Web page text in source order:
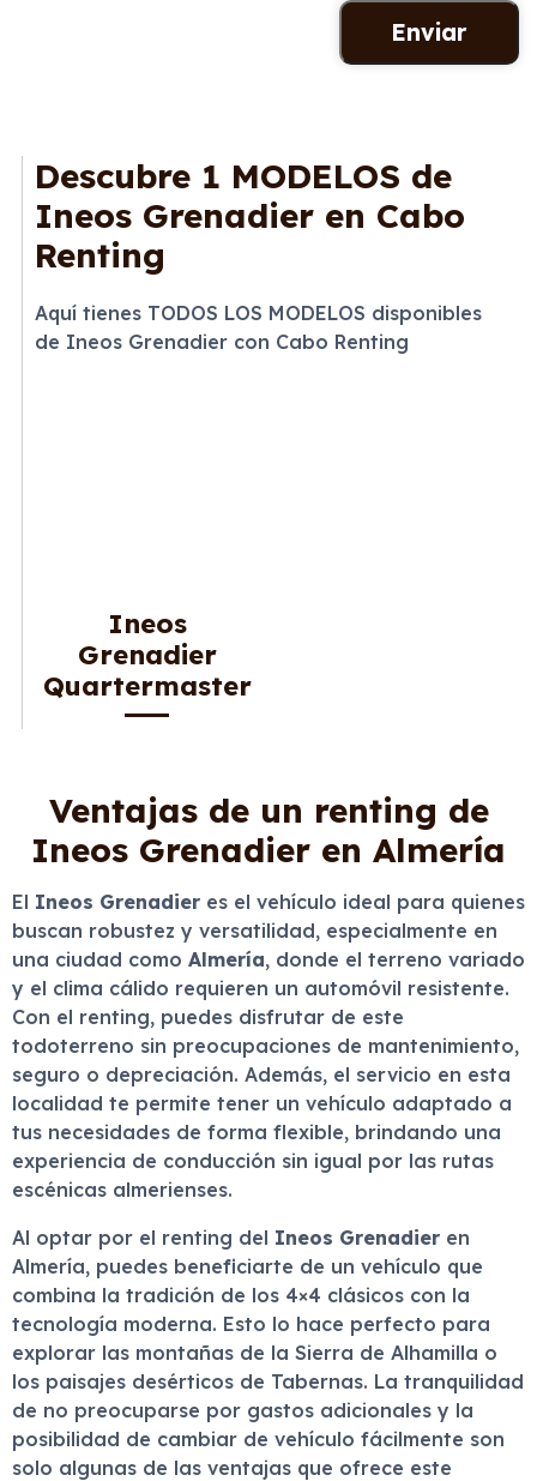
Descubre 1 MODELOS de
Ineos Grenadier en Cabo
Renting
Aquí tienes TODOS LOS MODELOS disponibles
de Ineos Grenadier con Cabo Renting
Ineos
Grenadier
Quartermaster
Ventajas de un renting de
Ineos Grenadier en Almería
El Ineos Grenadier es el vehículo ideal para quienes
buscan robustez y versatilidad, especialmente en
una ciudad como Almería, donde el terreno variado
y el clima cálido requieren un automóvil resistente.
Con el renting, puedes disfrutar de este
todoterreno sin preocupaciones de mantenimiento,
seguro o depreciación. Además, el servicio en esta
localidad te permite tener un vehículo adaptado a
tus necesidades de forma flexible, brindando una
experiencia de conducción sin igual por las rutas
escénicas almerienses.
Al optar por el renting del Ineos Grenadier en
Almería, puedes beneficiarte de un vehículo que
combina la tradición de los 4×4 clásicos con la
tecnología moderna. Esto lo hace perfecto para
explorar las montañas de la Sierra de Alhamilla o
los paisajes desérticos de Tabernas. La tranquilidad
de no preocuparse por gastos adicionales y la
posibilidad de cambiar de vehículo fácilmente son
solo algunas de las ventajas que ofrece este